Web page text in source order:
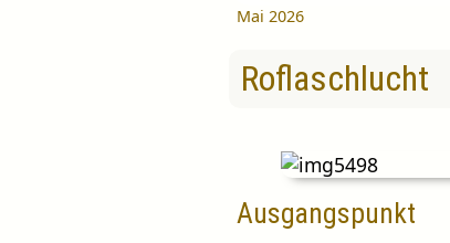
Mai 2026
Roflaschlucht
Ausgangspunkt